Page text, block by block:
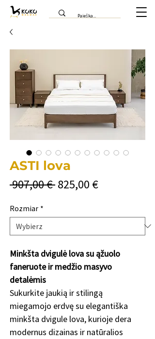
ASTI lova
907,00 € Regularna
825,00 €Cena
Rozmiar *
Minkšta dvigulė lova su ąžuolo
faneruote ir medžio masyvo
detalėmis
Sukurkite jaukią ir stilingą
miegamojo erdvę su elegantiška
minkšta dvigule lova, kurioje dera
modernus dizainas ir natūralios